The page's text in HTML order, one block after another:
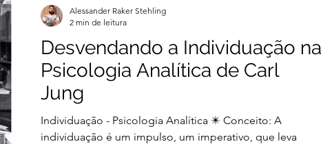
Desvendando a Individuação na
Psicologia Analítica de Carl
Jung
Individuação - Psicologia Analítica ✴️ Conceito: A
individuação é um impulso, um imperativo, que leva
Alessander Raker Stehling
2 min de leitura